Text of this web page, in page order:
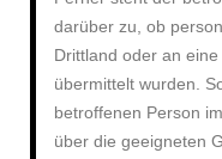
darüber zu, ob
Drittland oder an
übermittelt wurden.
betroffenen Person
über die geeigneten